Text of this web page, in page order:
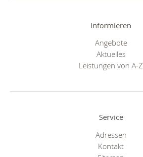
Informieren
Angebote
Aktuelles
Leistungen von A-Z
Service
Adressen
Kontakt